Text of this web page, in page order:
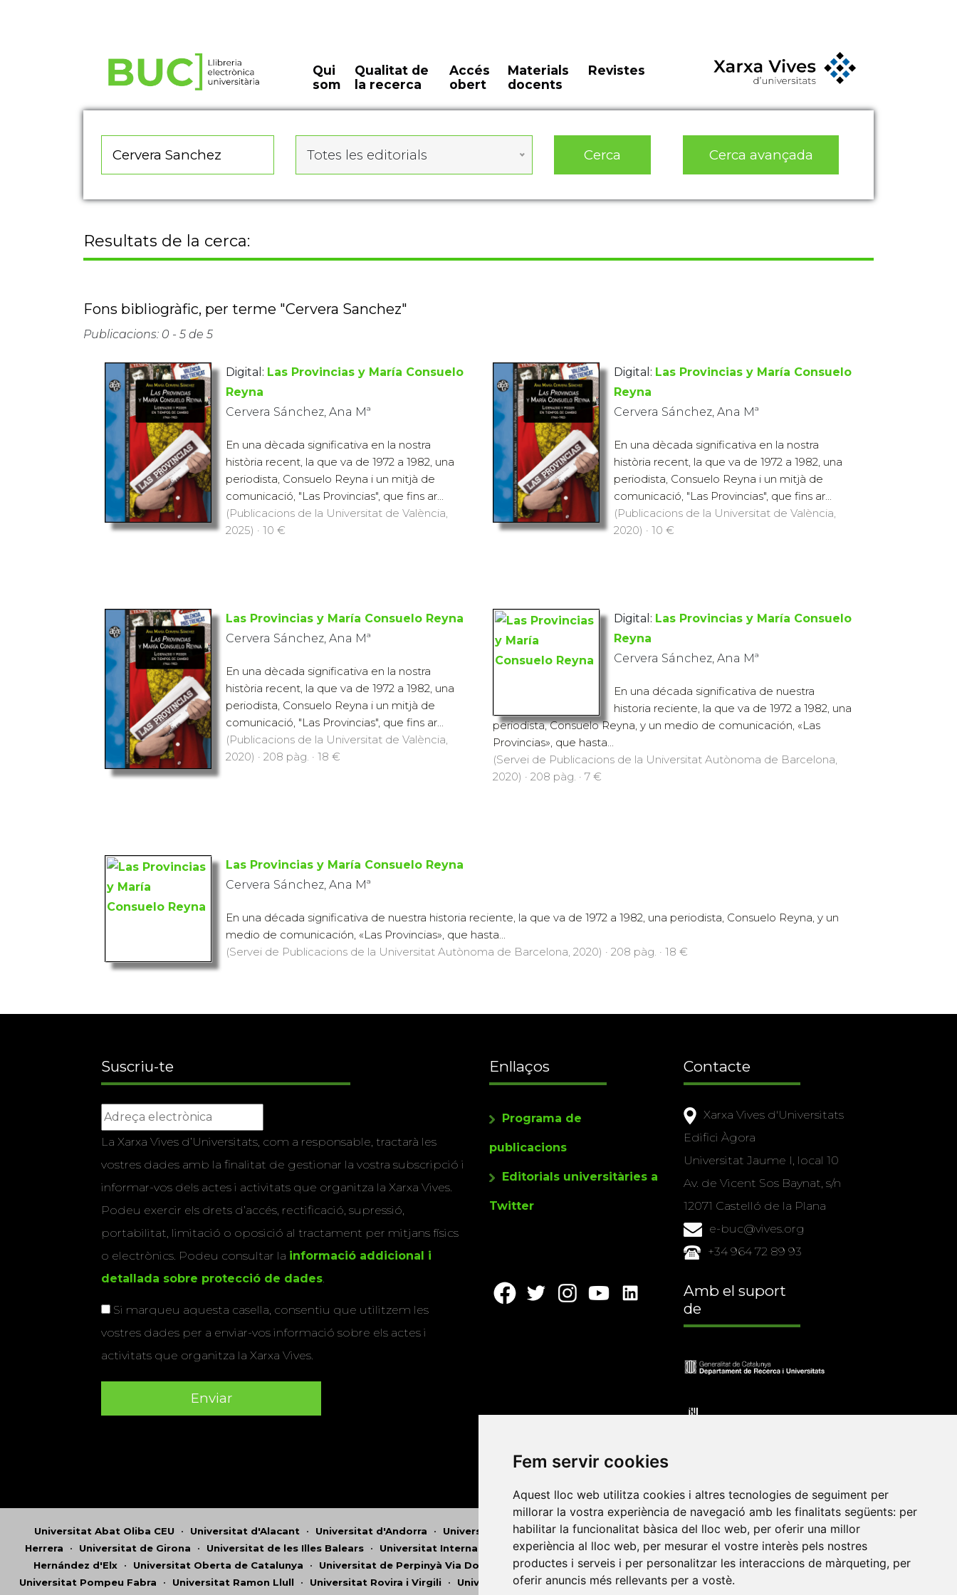
Fem servir cookies
Aquest lloc web utilitza cookies i altres tecnologies de seguiment per
millorar la vostra experiència de navegació amb les finalitats següents: per
habilitar la funcionalitat bàsica del lloc web, per oferir una millor
experiència al lloc web, per mesurar el vostre interès pels nostres
productes i serveis i per personalitzar les interaccions de màrqueting, per
oferir anuncis més rellevants per a vostè.
Qui
som
Qualitat de
la recerca
Accés
obert
Materials
docents
Revistes
Totes les editorials Cerca Cerca avançada
Resultats de la cerca:
Fons bibliogràfic, per terme "Cervera Sanchez"
Publicacions: 0 - 5 de 5
Digital: Las Provincias y María Consuelo
Reyna
Cervera Sánchez, Ana Mª
En una dècada significativa en la nostra
història recent, la que va de 1972 a 1982, una
periodista, Consuelo Reyna i un mitjà de
comunicació, "Las Provincias", que fins ar...
(Publicacions de la Universitat de València,
2025) · 10 €
Digital: Las Provincias y María Consuelo
Reyna
Cervera Sánchez, Ana Mª
En una dècada significativa en la nostra
història recent, la que va de 1972 a 1982, una
periodista, Consuelo Reyna i un mitjà de
comunicació, "Las Provincias", que fins ar...
(Publicacions de la Universitat de València,
2020) · 10 €
Las Provincias y María Consuelo Reyna
Cervera Sánchez, Ana Mª
En una dècada significativa en la nostra
història recent, la que va de 1972 a 1982, una
periodista, Consuelo Reyna i un mitjà de
comunicació, "Las Provincias", que fins ar...
(Publicacions de la Universitat de València,
2020) · 208 pàg. · 18 €
Digital: Las Provincias y María Consuelo
Reyna
Cervera Sánchez, Ana Mª
En una década significativa de nuestra
historia reciente, la que va de 1972 a 1982, una
periodista, Consuelo Reyna, y un medio de comunicación, «Las
Provincias», que hasta...
(Servei de Publicacions de la Universitat Autònoma de Barcelona,
2020) · 208 pàg. · 7 €
Las Provincias y María Consuelo Reyna
Cervera Sánchez, Ana Mª
En una década significativa de nuestra historia reciente, la que va de 1972 a 1982, una periodista, Consuelo Reyna, y un
medio de comunicación, «Las Provincias», que hasta...
(Servei de Publicacions de la Universitat Autònoma de Barcelona, 2020) · 208 pàg. · 18 €
Suscriu-te
La Xarxa Vives d’Universitats, com a responsable, tractarà les
vostres dades amb la finalitat de gestionar la vostra subscripció i
informar-vos dels actes i activitats que organitza la Xarxa Vives.
Podeu exercir els drets d’accés, rectificació, supressió,
portabilitat, limitació o oposició al tractament per mitjans físics
o electrònics. Podeu consultar la informació addicional i
detallada sobre protecció de dades.
Si marqueu aquesta casella, consentiu que utilitzem les
vostres dades per a enviar-vos informació sobre els actes i
activitats que organitza la Xarxa Vives.
Enllaços
Programa de
publicacions
Editorials universitàries a
Twitter
Contacte
Xarxa Vives d'Universitats
Edifici Àgora
Universitat Jaume I, local 10
Av. de Vicent Sos Baynat, s/n
12071 Castelló de la Plana
e-buc@vives.org
+34 964 72 89 93
Amb el suport
de
Universitat Abat Oliba CEU • Universitat d'Alacant • Universitat d'Andorra • Universitat Autònoma de Barcelona•Universitat de Barcelona•Universitat CEU Cardenal
Herrera • Universitat de Girona • Universitat de les Illes Balears • Universitat Internacional de Catalunya•Universitat Jaume I•Universitat de Lleida•Universitat Miguel
Hernández d'Elx • Universitat Oberta de Catalunya • Universitat de Perpinyà Via Domitia •Universitat Politècnica de Catalunya•Universitat Politècnica de València•
Universitat Pompeu Fabra • Universitat Ramon Llull • Universitat Rovira i Virgili • Universitat de Sàsser•Universitat de València•Universitat de Vic - Universitat Central de